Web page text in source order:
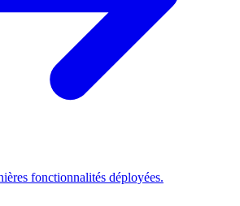
fonctionnalités déployées.